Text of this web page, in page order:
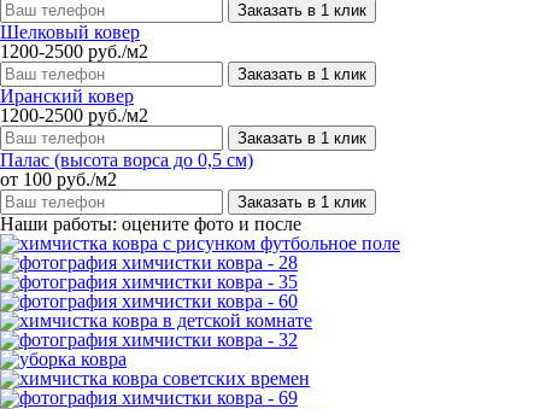
Заказать в 1 клик
Шелковый ковер
1200-2500 руб./м2
Заказать в 1 клик
Иранский ковер
1200-2500 руб./м2
Заказать в 1 клик
Палас (высота ворса до 0,5 см)
от 100 руб./м2
Заказать в 1 клик
Наши работы: оцените фото и после